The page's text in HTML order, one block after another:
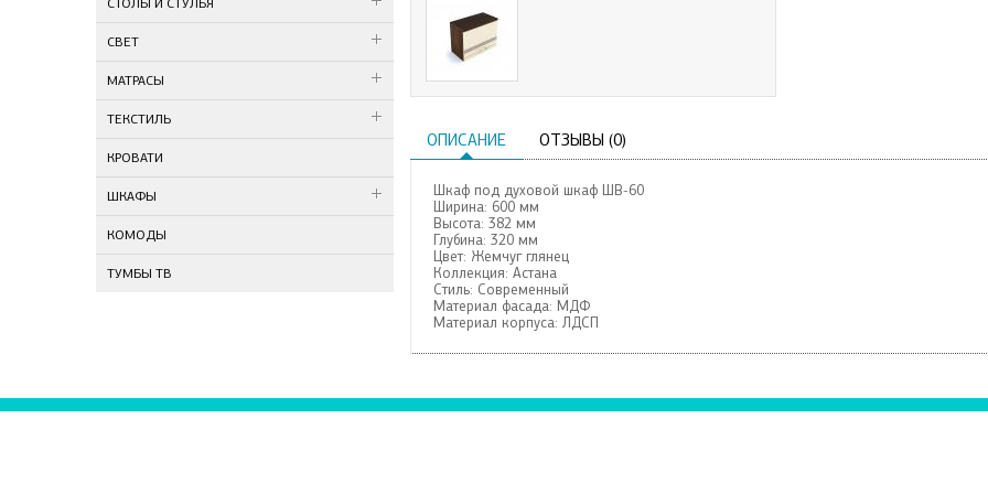
СТОЛЫ И СТУЛЬЯ
СВЕТ
МАТРАСЫ
ТЕКСТИЛЬ
КРОВАТИ
ШКАФЫ
КОМОДЫ
ТУМБЫ ТВ
ОПИСАНИЕ ОТЗЫВЫ (0)
Шкаф под духовой шкаф ШВ-60
Ширина: 600 мм
Высота: 382 мм
Глубина: 320 мм
Цвет: Жемчуг глянец
Коллекция: Астана
Стиль: Современный
Материал фасада: МДФ
Материал корпуса: ЛДСП